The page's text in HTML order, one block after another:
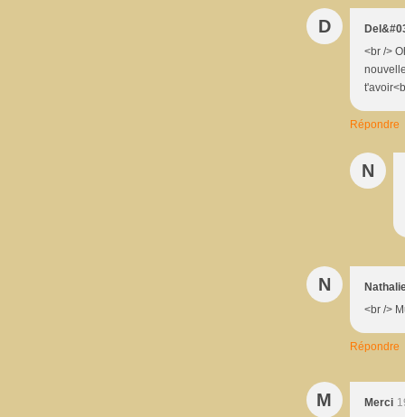
D
<br />
Répondre
N
N
<br />
Répondre
M Merci